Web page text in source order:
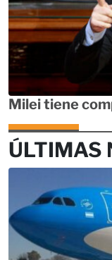
Milei tiene
ÚLTIMAS